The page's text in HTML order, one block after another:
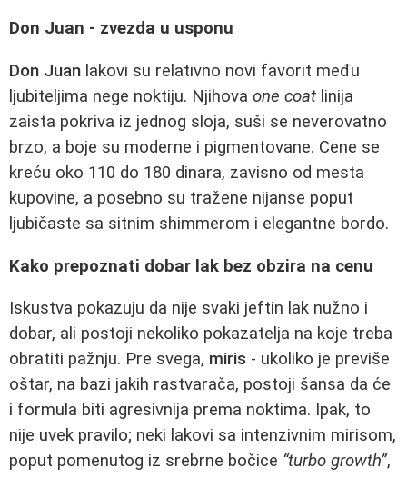
Don Juan - zvezda u usponu
Don Juan lakovi su relativno novi favorit među
ljubiteljima nege noktiju. Njihova one coat linija
zaista pokriva iz jednog sloja, suši se neverovatno
brzo, a boje su moderne i pigmentovane. Cene se
kreću oko 110 do 180 dinara, zavisno od mesta
kupovine, a posebno su tražene nijanse poput
ljubičaste sa sitnim shimmerom i elegantne bordo.
Kako prepoznati dobar lak bez obzira na cenu
Iskustva pokazuju da nije svaki jeftin lak nužno i
dobar, ali postoji nekoliko pokazatelja na koje treba
obratiti pažnju. Pre svega, miris - ukoliko je previše
oštar, na bazi jakih rastvarača, postoji šansa da će
i formula biti agresivnija prema noktima. Ipak, to
nije uvek pravilo; neki lakovi sa intenzivnim mirisom,
poput pomenutog iz srebrne bočice “turbo growth”,